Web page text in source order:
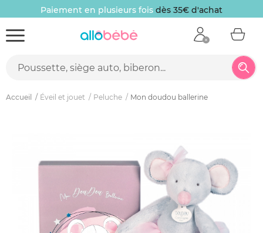
Paiement en plusieurs fois dès 35€ d'achat
Accueil Éveil et jouet Peluche Mon doudou ballerine